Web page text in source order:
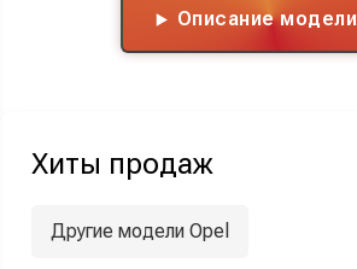
Описание модели
Хиты продаж
Другие модели Opel